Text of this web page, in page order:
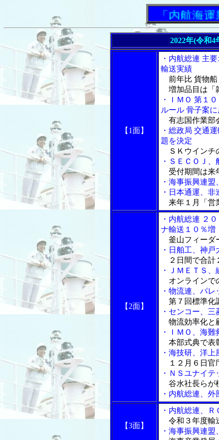
「内航海運新
2022年(令和
【1面】
・内航総連 主
輸送実績
前年比 貨物船
増加品目は「
・ＩＭＯ 第１
ルール 骨子案
有志国作業部
・総政局 交通
題を決定
ＳＫウインチ
・ＳＥＣＯＪ
受付期間は来
・海事振興連
・日本通運、
来年１月「営
【2面】
・内航総連 ２
ナ輸送１０％増
釜山フィーダ
・日舶工、神
２日間で合計
・ＪＭＥＴＳ
オンラインで
・物流連、パ
第７回標準化
・センコー、
物流効率化と
・ＩＭＯ、海
本部式典で表
・海技研、洋
１２月６日官
・ＮＳユナイ
谷水社長らが
・内航総連、
【3面】
・内航総連、
令和３年度輸
・海事振興連